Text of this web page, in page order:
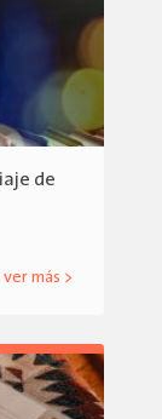
de
ver más >